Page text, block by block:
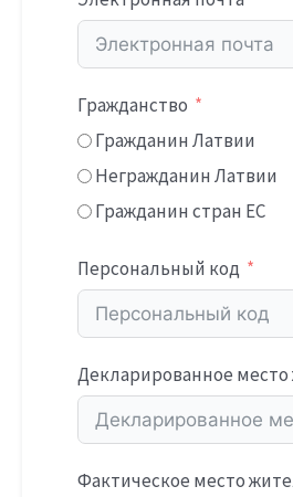
Гражданство
Гражданин Латвии
Негражданин Латвии
Гражданин стран ЕС
Персональный код
Декларированное место
Фактическое место